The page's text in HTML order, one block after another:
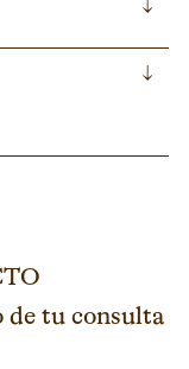
↓
↓
de tu consulta